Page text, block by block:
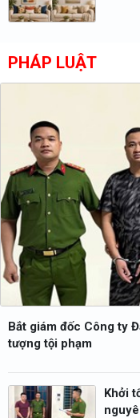
PHÁP LUẬT
Bắt giám đốc Công ty
tượng tội phạm
Khởi